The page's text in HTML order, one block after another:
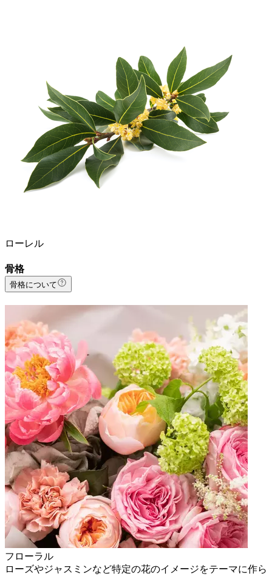
ローレル
骨格
骨格について
フローラル
ローズやジャスミンなど特定の花のイメージをテーマに作ら